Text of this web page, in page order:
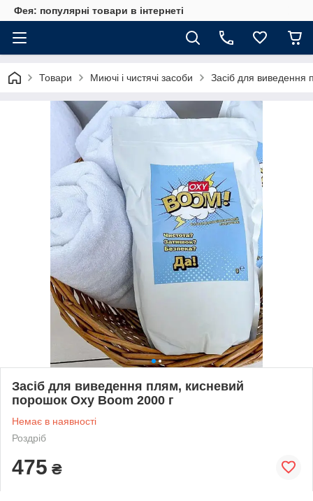
Фея: популярні товари в інтернеті
Товари Миючі і чистячі засоби Засіб для виведення
Засіб для виведення плям, кисневий
порошок Oxy Boom 2000 г
Немає в наявності
Роздріб
475 ₴